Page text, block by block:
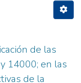
de las
14000; en las
de la